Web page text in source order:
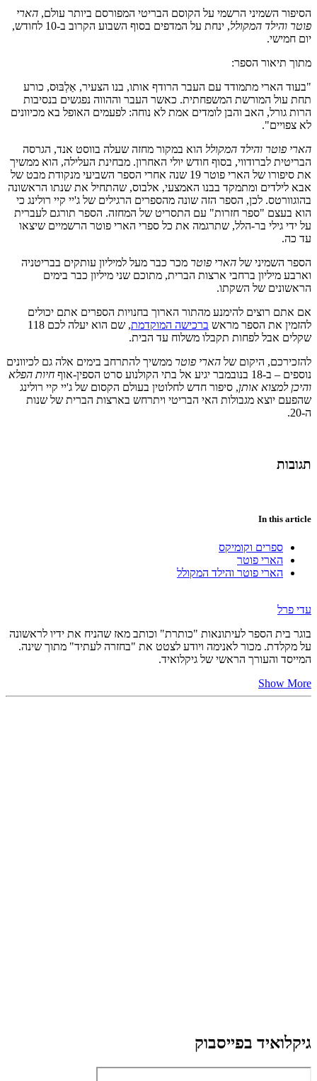
הסיפור השמיני הרשמי על הקוסם הבריטי המפורסם ביותר עולם, הארי
פוטר והילד המקולל
, ינחת על המדפים בסוף השבוע הקרוב ב-10 לחודש,
יום חמישי.
מתוך תיאור הספר:
"בעוד הארי מתמודד עם העבר הרודף אותו, בנו הצעיר, אַלְבּוּס, כורע
תחת עול המורשת המשפחתית. כאשר העבר וההווה נפגשים בנסיבות
הרות גורל, האב והבן לומדים אמת לא נוחה: לפעמים האופל בא מכיוונים
לא צפויים".
הארי פוטר והילד המקולל הוא במקור מחזה שעלה בווסט אנד, הגרסה
הבריטית לברודווי, בסוף חודש יולי האחרון. מבחינת העלילה, הוא ממשיך
את סיפורו של הארי פוטר 19 שנה אחרי הספר השביעי מנקודת מבט של
אבא לילדים ומתמקד בבנו האמצעי, אלבוס, שהתחיל את שנתו הראשונה
בהוגוורטס. לכן, הספר הזה שונה מהספרים הרגילים של ג'יי קיי רולינג כי
הוא בעצם "ספר חזרות" עם התסריט של המחזה. הספר תורגם לעברית
על ידי גילי בר-הלל, שתרגמה את כל ספרי הארי פוטר הרשמיים שיצאו
עד כה.
הספר השמיני של הארי פוטר מכר כבר מעל למיליון עותקים בבריטניה
וארבע מיליון ברחבי ארצות הברית, מתוכם שני מיליון כבר בימים
הראשונים של השקתו.
אם אתם רוצים להימנע מהתור הארוך בחנויות הספרים אתם יכולים
להזמין את הספר מראש ברכישה המוקדמת
, שם הוא יעלה לכם 118
שקלים אבל לפחות תקבלו משלוח עד הבית.
להזכירכם, היקום של הארי פוטר ממשיך להתרחב בימים אלה גם לכיוונים
נוספים – ב-18 בנובמבר יגיע אל בתי הקולנוע סרט הספין-אוף
חיות הפלא
והיכן למצוא אותן, סיפור חדש לחלוטין בעולם הקסום של ג'יי קיי רולינג
שהפעם יוצא מגבולות האי הבריטי ויתרחש בארצות הברית של שנות
ה-20.
תגובות
In this article
ספרים וקומיקס
הארי פוטר
הארי פוטר והילד המקולל
עדי פרל
בוגר בית הספר לעיתונאות "כותרת" וכותב מאז שהניח את ידיו לראשונה
על מקלדת. מכור לאנימה ויודע לצטט את "בחזרה לעתיד" מתוך שינה.
המייסד והעורך הראשי של גיקלואיד.
Show More
גיקלואיד בפייסבוק